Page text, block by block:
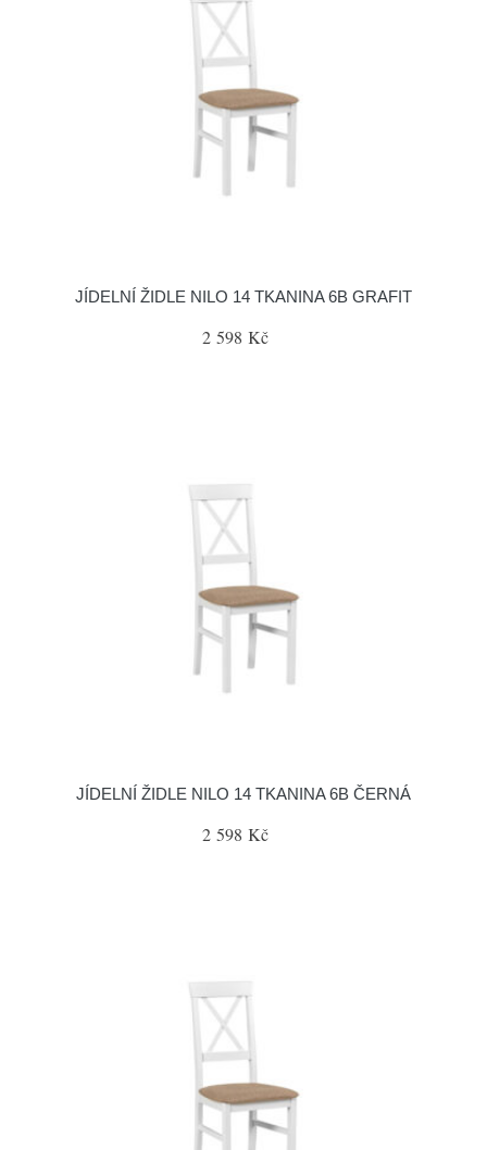
JÍDELNÍ ŽIDLE NILO 14 TKANINA 6B GRAFIT
2 598 Kč
JÍDELNÍ ŽIDLE NILO 14 TKANINA 6B ČERNÁ
2 598 Kč